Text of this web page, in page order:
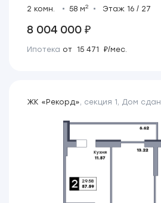
2 комн. 58 м2 Этаж 16 / 27
8 004 000 ₽
Ипотека от 15 471 ₽/мес.
ЖК «Рекорд», секция 1, Дом сдан